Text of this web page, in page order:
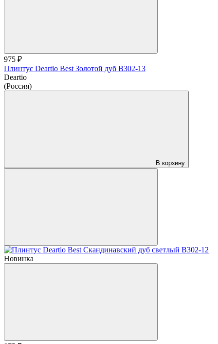
975 ₽
Плинтус Deartio Best Золотой дуб B302-13
Deartio
(Россия)
В корзину
Новинка